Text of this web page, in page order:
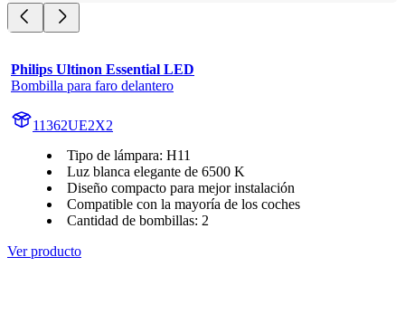
Philips Ultinon Essential LED
Bombilla para faro delantero
11362UE2X2
Tipo de lámpara: H11
Luz blanca elegante de 6500 K
Diseño compacto para mejor instalación
Compatible con la mayoría de los coches
Cantidad de bombillas: 2
Ver producto